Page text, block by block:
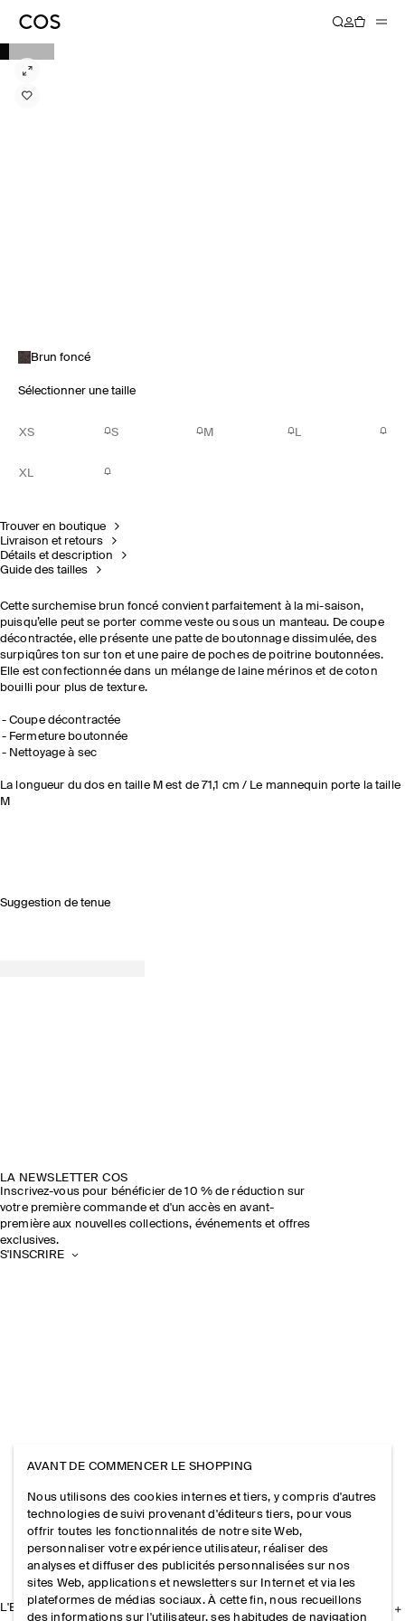
Brun foncé
Sélectionner une taille
XS S M L
XL
Trouver en boutique
Livraison et retours
Détails et description
Guide des tailles
Cette surchemise brun foncé convient parfaitement à la mi-saison,
puisqu’elle peut se porter comme veste ou sous un manteau. De coupe
décontractée, elle présente une patte de boutonnage dissimulée, des
surpiqûres ton sur ton et une paire de poches de poitrine boutonnées.
Elle est confectionnée dans un mélange de laine mérinos et de coton
bouilli pour plus de texture.
Coupe décontractée
Fermeture boutonnée
Nettoyage à sec
La longueur du dos en taille M est de 71,1 cm / Le mannequin porte la taille
M
Suggestion de tenue
LA NEWSLETTER COS
Inscrivez-vous pour bénéficier de 10 % de réduction sur
votre première commande et d'un accès en avant-
première aux nouvelles collections, événements et offres
exclusives.
S'INSCRIRE
L'ENTREPRISE
AVANT DE COMMENCER LE SHOPPING
Nous utilisons des cookies internes et tiers, y compris d'autres
technologies de suivi provenant d'éditeurs tiers, pour vous
offrir toutes les fonctionnalités de notre site Web,
personnaliser votre expérience utilisateur, réaliser des
analyses et diffuser des publicités personnalisées sur nos
sites Web, applications et newsletters sur Internet et via les
plateformes de médias sociaux. À cette fin, nous recueillons
des informations sur l'utilisateur, ses habitudes de navigation